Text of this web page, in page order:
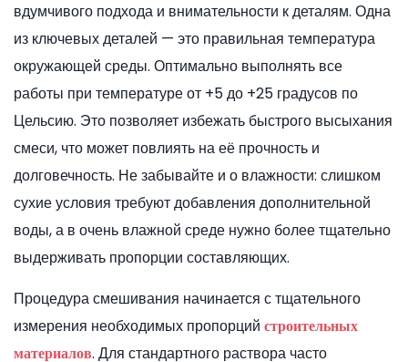
вдумчивого подхода и внимательности к деталям. Одна
из ключевых деталей — это правильная температура
окружающей среды. Оптимально выполнять все
работы при температуре от +5 до +25 градусов по
Цельсию. Это позволяет избежать быстрого высыхания
смеси, что может повлиять на её прочность и
долговечность. Не забывайте и о влажности: слишком
сухие условия требуют добавления дополнительной
воды, а в очень влажной среде нужно более тщательно
выдерживать пропорции составляющих.
Процедура смешивания начинается с тщательного
измерения необходимых пропорций строительных
материалов. Для стандартного раствора часто